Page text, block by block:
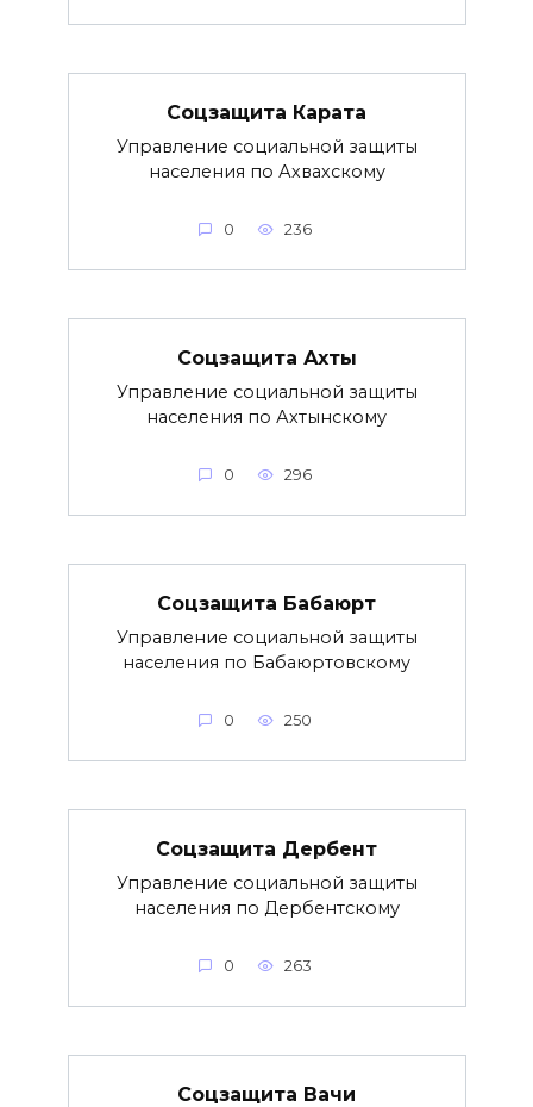
Соцзащита Карата
Управление социальной защиты
населения по Ахвахскому
0 236
Соцзащита Ахты
Управление социальной защиты
населения по Ахтынскому
0 296
Соцзащита Бабаюрт
Управление социальной защиты
населения по Бабаюртовскому
0 250
Соцзащита Дербент
Управление социальной защиты
населения по Дербентскому
0 263
Соцзащита Вачи